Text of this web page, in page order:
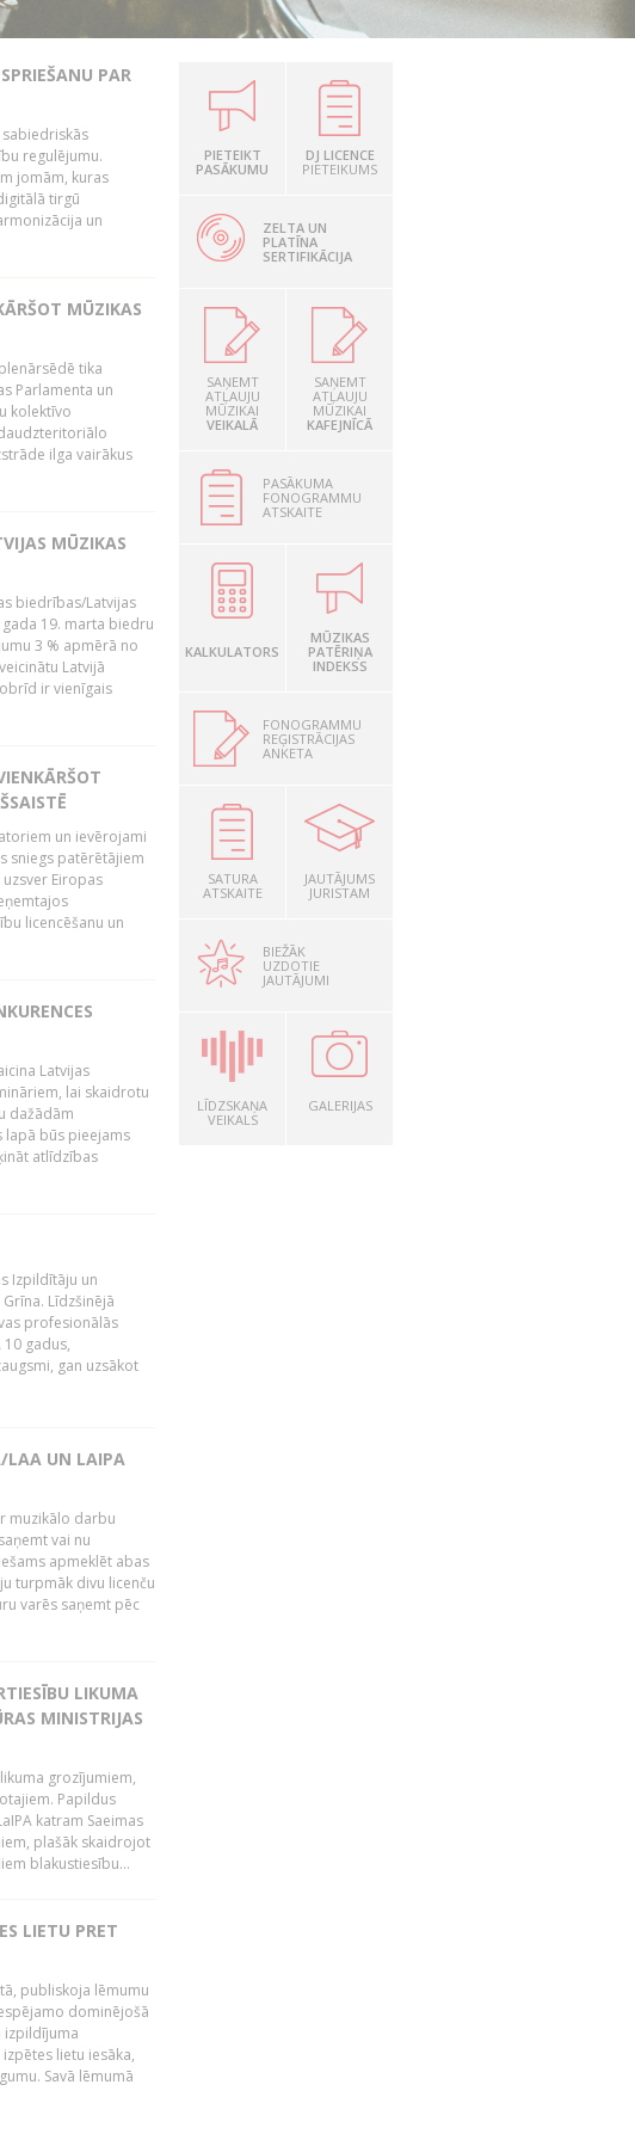
PAR
regulējumu.
jomām, kuras
tirgū
un
MŪZIKAS
tika
Parlamenta un
kolektīvo
ilga vairākus
MŪZIKAS
biedrības/Latvijas
19. marta biedru
3 % apmērā no
Latvijā
ir vienīgais
un ievērojami
sniegs patērētājiem
Eiropas
licencēšanu un
Latvijas
lai skaidrotu
dažādām
lapā būs pieejams
atlīdzības
Izpildītāju un
Līdzšinējā
profesionālās
gadus,
gan uzsākot
LAA UN LAIPA
muzikālo darbu
vai nu
apmeklēt abas
turpmāk divu licenču
varēs saņemt pēc
LIKUMA
MINISTRIJAS
grozījumiem,
Papildus
katram Saeimas
plašāk skaidrojot
blakustiesību...
LIETU PRET
publiskoja lēmumu
dominējošā
izpildījuma
lietu iesāka,
Savā lēmumā
PIETEIKT
PASĀKUMU
DJ LICENCE
PIETEIKUMS
ZELTA UN
PLATĪNA
SERTIFIKĀCIJA
SAŅEMT
ATĻAUJU
MŪZIKAI
VEIKALĀ
SAŅEMT
ATĻAUJU
MŪZIKAI
KAFEJNĪCĀ
PASĀKUMA
FONOGRAMMU
ATSKAITE
KALKULATORS
MŪZIKAS
PATĒRIŅA
INDEKSS
FONOGRAMMU
REĢISTRĀCIJAS
ANKETA
SATURA
ATSKAITE
JAUTĀJUMS
JURISTAM
BIEŽĀK
UZDOTIE
JAUTĀJUMI
LĪDZSKAŅA
VEIKALS
GALERIJAS